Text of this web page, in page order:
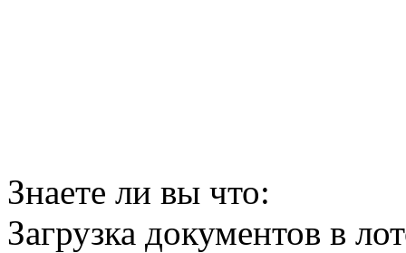
Знаете ли вы что:
Загрузка документов в